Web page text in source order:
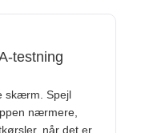
testning
skærm. Spejl
nærmere,
når det er